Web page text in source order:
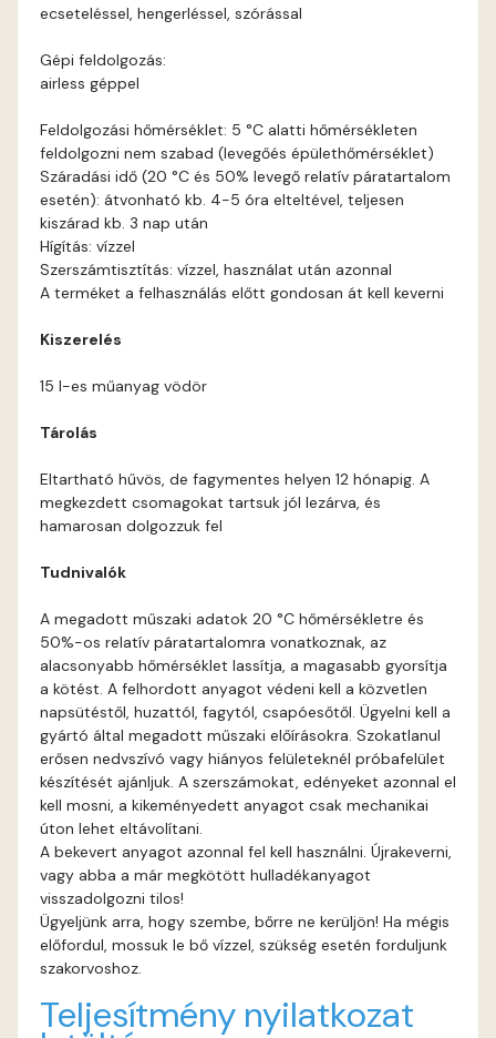
Magnolia A
Mandarin D
Pear-yellow C
Pistachio A
Pistachio B
Polar-blue B
Pumpkin D
Rose D
ecseteléssel, hengerléssel, szórással
Gépi feldolgozás:
airless géppel
Feldolgozási hőmérséklet: 5 °C alatti hőmérsékleten
feldolgozni nem szabad (levegőés épülethőmérséklet)
Száradási idő (20 °C és 50% levegő relatív páratartalom
esetén): átvonható kb. 4-5 óra elteltével, teljesen
kiszárad kb. 3 nap után
Hígítás: vízzel
Szerszámtisztítás: vízzel, használat után azonnal
A terméket a felhasználás előtt gondosan át kell keverni
Kiszerelés
15 l-es műanyag vödör
Tárolás
Eltartható hűvös, de fagymentes helyen 12 hónapig. A
megkezdett csomagokat tartsuk jól lezárva, és
hamarosan dolgozzuk fel
Tudnivalók
A megadott műszaki adatok 20 °C hőmérsékletre és
50%-os relatív páratartalomra vonatkoznak, az
alacsonyabb hőmérséklet lassítja, a magasabb gyorsítja
a kötést. A felhordott anyagot védeni kell a közvetlen
napsütéstől, huzattól, fagytól, csapóesőtől. Ügyelni kell a
gyártó által megadott műszaki előírásokra. Szokatlanul
erősen nedvszívó vagy hiányos felületeknél próbafelület
készítését ajánljuk. A szerszámokat, edényeket azonnal el
kell mosni, a kikeményedett anyagot csak mechanikai
úton lehet eltávolítani.
A bekevert anyagot azonnal fel kell használni. Újrakeverni,
vagy abba a már megkötött hulladékanyagot
visszadolgozni tilos!
Ügyeljünk arra, hogy szembe, bőrre ne kerüljön! Ha mégis
előfordul, mossuk le bő vízzel, szükség esetén forduljunk
szakorvoshoz.
Teljesítmény nyilatkozat